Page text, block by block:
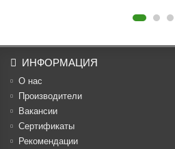
ИНФОРМАЦИЯ
О нас
Производители
Вакансии
Cертификаты
Рекомендации